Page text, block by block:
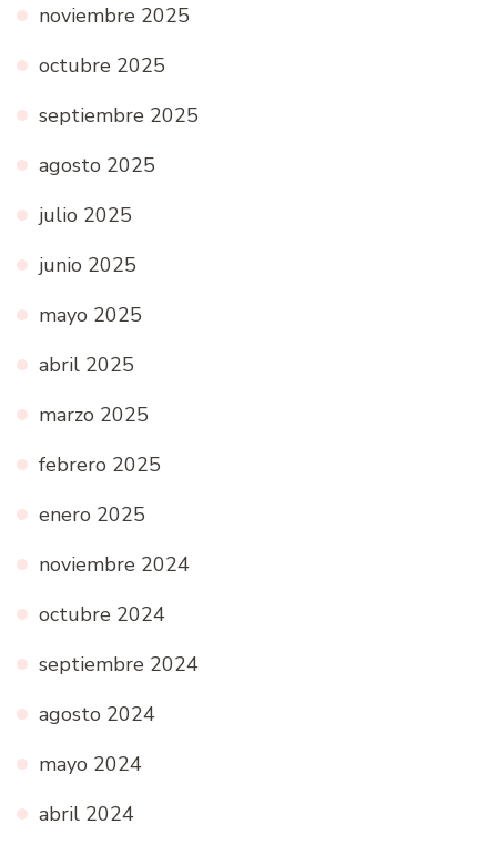
noviembre 2025
octubre 2025
septiembre 2025
agosto 2025
julio 2025
junio 2025
mayo 2025
abril 2025
marzo 2025
febrero 2025
enero 2025
noviembre 2024
octubre 2024
septiembre 2024
agosto 2024
mayo 2024
abril 2024